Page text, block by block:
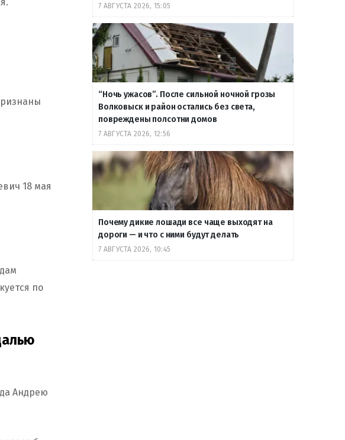
18 мая
по
Андрею
7 АВГУСТА 2026, 15:05
“Ночь ужасов”. После сильной ночной грозы
Волковыск и район остались без света,
повреждены полсотни домов
7 АВГУСТА 2026, 12:56
Почему дикие лошади все чаще выходят на
дороги — и что с ними будут делать
7 АВГУСТА 2026, 10:45